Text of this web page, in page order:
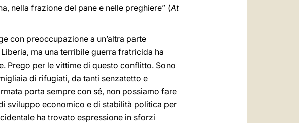
nella frazione del pane e nelle preghiere” (At
con preoccupazione a un’altra parte
ma una terribile guerra fratricida ha
Prego per le vittime di questo conflitto. Sono
di rifugiati, da tanti senzatetto e
porta sempre con sé, non possiamo fare
sviluppo economico e di stabilità politica per
ha trovato espressione in sforzi